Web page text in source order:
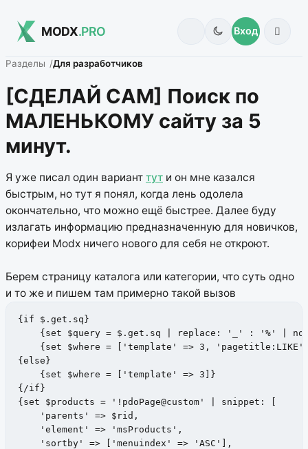
MODX.PRO Вход
Разделы Для разработчиков
[СДЕЛАЙ САМ] Поиск по
МАЛЕНЬКОМУ сайту за 5
минут.
Я уже писал один вариант тут и он мне казался
быстрым, но тут я понял, когда лень одолела
окончательно, что можно ещё быстрее. Далее буду
излагать информацию предназначенную для новичков,
корифеи Modx ничего нового для себя не откроют.
Берем страницу каталога или категории, что суть одно
и то же и пишем там примерно такой вызов
{if $.get.sq}
{set $query = $.get.sq | replace: '_' : '%' |
{set $where = ['template' => 3,
{else}
    {set $where = ['template' => 3]}
{/if}
{set $products = '!pdoPage@custom' | snippet: [
    'parents' => $rid,
    'element' => 'msProducts',
    'sortby' => ['menuindex' => 'ASC'],